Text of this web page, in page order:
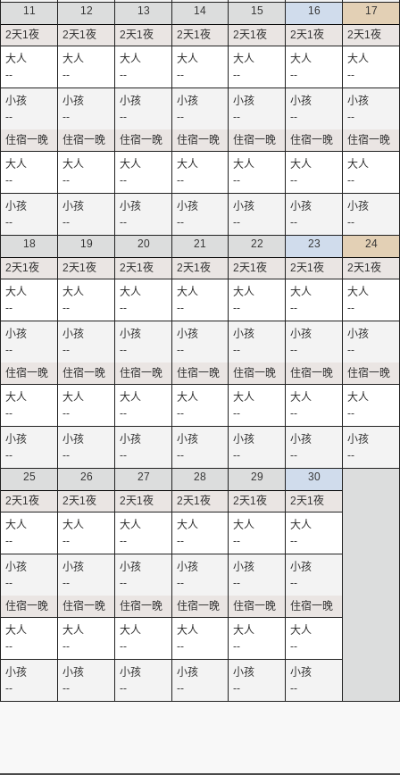
11
--
--
--
--
12
--
--
--
--
13
--
--
--
--
14
--
--
--
--
15
--
--
--
--
16
--
--
--
--
17
--
--
--
--
18
--
--
--
--
19
--
--
--
--
20
--
--
--
--
21
--
--
--
--
22
--
--
--
--
23
--
--
--
--
24
--
--
--
--
25
--
--
--
--
26
--
--
--
--
27
--
--
--
--
28
--
--
--
--
29
--
--
--
--
30
--
--
--
--